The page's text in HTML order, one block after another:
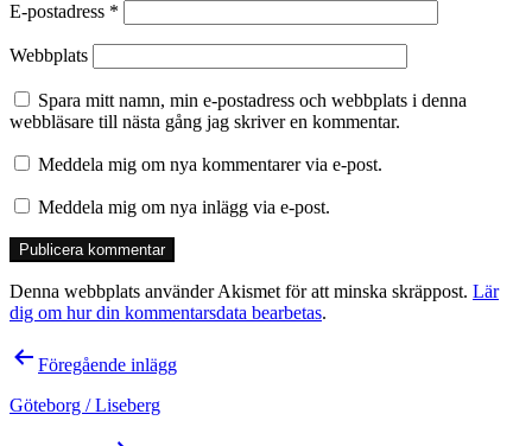
E-postadress *
Webbplats
Spara mitt namn, min e-postadress och webbplats i denna
webbläsare till nästa gång jag skriver en kommentar.
Meddela mig om nya kommentarer via e-post.
Meddela mig om nya inlägg via e-post.
Denna webbplats använder Akismet för att minska skräppost. Lär
dig om hur din kommentarsdata bearbetas.
Inläggsnavigering
Föregående inlägg
Göteborg / Liseberg